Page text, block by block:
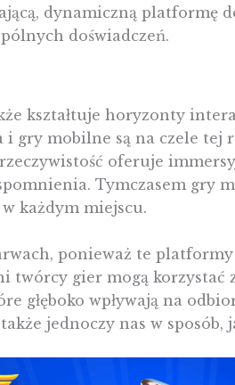
dynamiczną
doświadczeń.
kształtuje horyzonty
gry mobilne są na czele
oferuje
Tymczasem gry
każdym miejscu.
ponieważ te
twórcy gier mogą
wpływają na
jednoczy nas w sposób,